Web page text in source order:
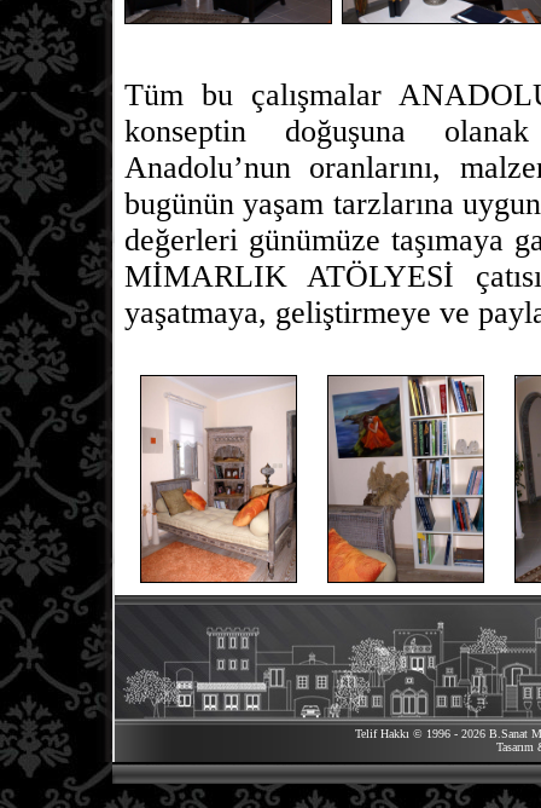
Tüm bu çalışmalar
konseptin doğuşuna olanak
Anadolu’nun oranlarını,
bugünün yaşam tarzlarına
değerleri günümüze taşımaya
MİMARLIK ATÖLYESİ
yaşatmaya, geliştirmeye ve